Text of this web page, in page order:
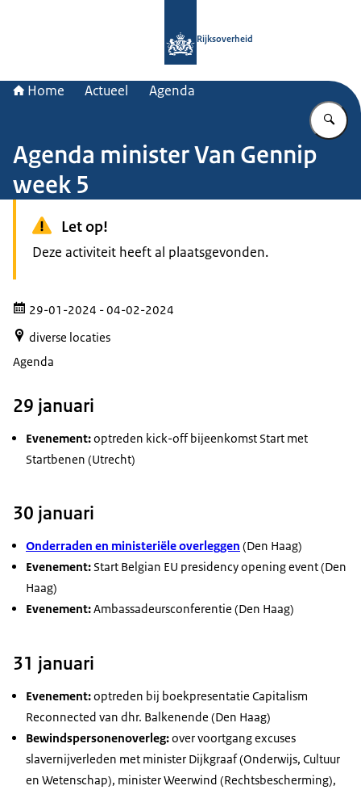
Rijksoverheid
Home Actueel Agenda
Agenda minister Van Gennip
week 5
Let op!
Deze activiteit heeft al plaatsgevonden.
29-01-2024 - 04-02-2024
diverse locaties
Agenda
29 januari
Evenement:optreden kick-off bijeenkomst Start met
Startbenen (Utrecht)
30 januari
Onderraden en ministeriële overleggen (Den Haag)
Evenement:Start Belgian EU presidency opening event (Den
Haag)
Evenement:Ambassadeursconferentie (Den Haag)
31 januari
Evenement:optreden bij boekpresentatie Capitalism
Reconnected van dhr. Balkenende (Den Haag)
Bewindspersonenoverleg:over voortgang excuses
slavernijverleden met minister Dijkgraaf (Onderwijs, Cultuur
en Wetenschap), minister Weerwind (Rechtsbescherming),